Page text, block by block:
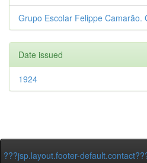
Grupo Escolar Felippe Camarão.
Date issued
1924
???jsp.layout.footer-